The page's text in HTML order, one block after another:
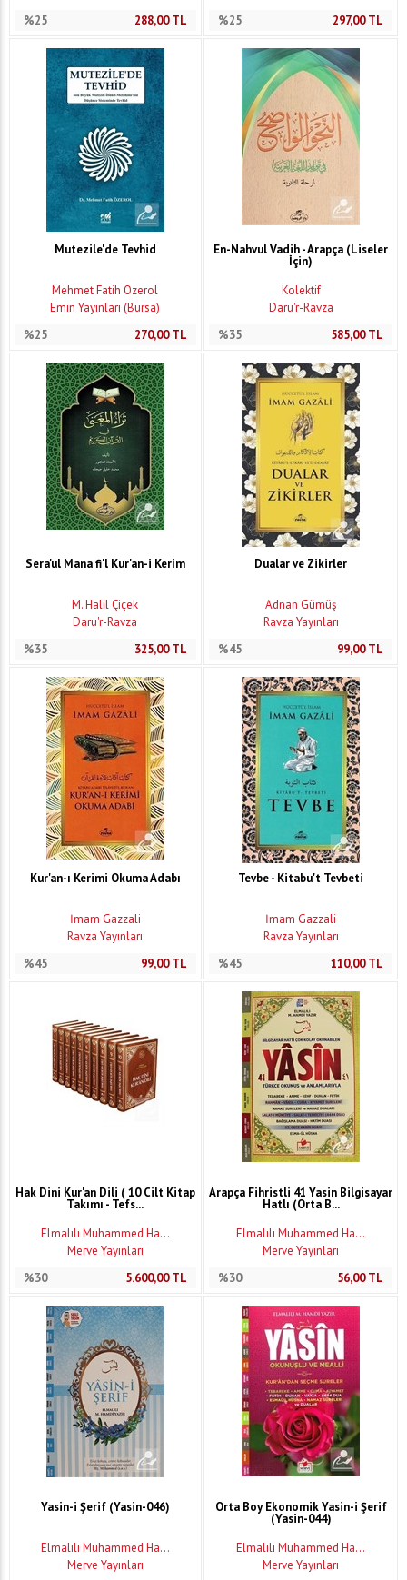
%25
288,00TL
%25
297,00TL
Mutezile'de Tevhid
Mehmet Fatih Özerol
Emin Yayınları (Bursa)
%25
270,00TL
En-Nahvul Vadih - Arapça (Liseler
İçin)
Kolektif
Daru'r-Ravza
%35
585,00TL
Sera'ul Mana fi'l Kur'an-i Kerim
M. Halil Çiçek
Daru'r-Ravza
%35
325,00TL
Dualar ve Zikirler
Adnan Gümüş
Ravza Yayınları
%45
99,00TL
Kur'an-ı Kerimi Okuma Adabı
İmam Gazzali
Ravza Yayınları
%45
99,00TL
Tevbe - Kitabu't Tevbeti
İmam Gazzali
Ravza Yayınları
%45
110,00TL
Hak Dini Kur'an Dili ( 10 Cilt Kitap
Takımı - Tefs...
Elmalılı Muhammed Ha...
Merve Yayınları
%30
5.600,00TL
Arapça Fihristli 41 Yasin Bilgisayar
Hatlı (Orta B...
Elmalılı Muhammed Ha...
Merve Yayınları
%30
56,00TL
Yasin-i Şerif (Yasin-046)
Elmalılı Muhammed Ha...
Merve Yayınları
Orta Boy Ekonomik Yasin-i Şerif
(Yasin-044)
Elmalılı Muhammed Ha...
Merve Yayınları